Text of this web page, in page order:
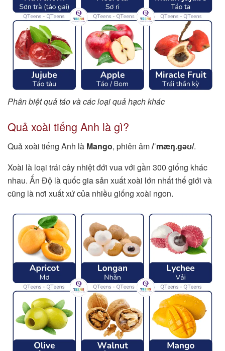
Phân biệt quả táo và các loại quả hạch khác
Quả xoài tiếng Anh là gì?
Quả xoài tiếng Anh là Mango, phiên âm/ˈmæŋ.ɡəʊ/.
Xoài là loại trái cây nhiệt đới vua với gần 300 giống khác
nhau. Ấn Độ là quốc gia sản xuất xoài lớn nhất thế giới và
cũng là nơi xuất xứ của nhiều giống xoài ngon.